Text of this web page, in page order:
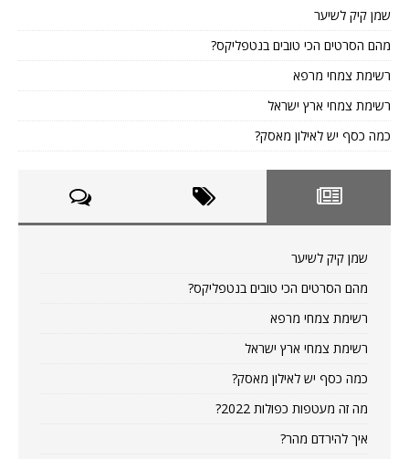
שמן קיק לשיער
מהם הסרטים הכי טובים בנטפליקס?
רשימת צמחי מרפא
רשימת צמחי ארץ ישראל
כמה כסף יש לאילון מאסק?
שמן קיק לשיער
מהם הסרטים הכי טובים בנטפליקס?
רשימת צמחי מרפא
רשימת צמחי ארץ ישראל
כמה כסף יש לאילון מאסק?
מה זה מעטפות כפולות 2022?
איך להירדם מהר?